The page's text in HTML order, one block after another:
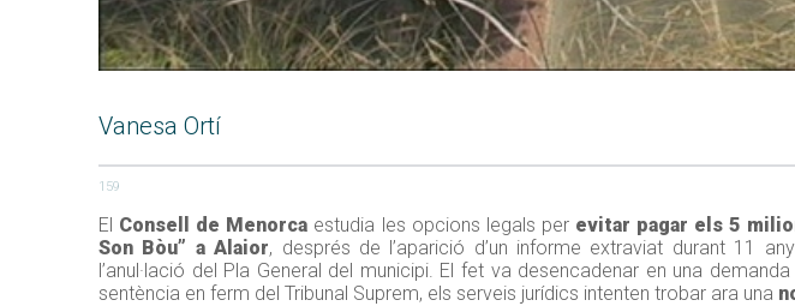
Vanesa Ortí
159
El Consell de Menorca estudia les opcions legals per evitar pagar els 5
Son Bòu” a Alaior, després de l’aparició d’un informe extraviat durant 11
l’anul·lació del Pla General del municipi. El fet va desencadenar en una
sentència en ferm del Tribunal Suprem, els serveis jurídics intenten trobar ara una